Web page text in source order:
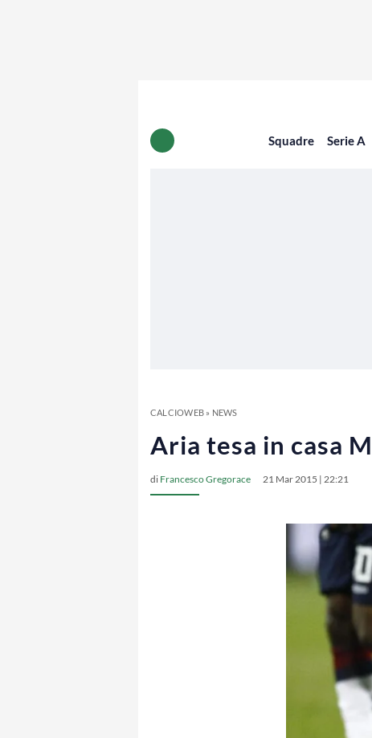
Squadre Serie A
CALCIOWEB» NEWS
Aria tesa in casa
di Francesco Gregorace 21 Mar 2015 | 22:21